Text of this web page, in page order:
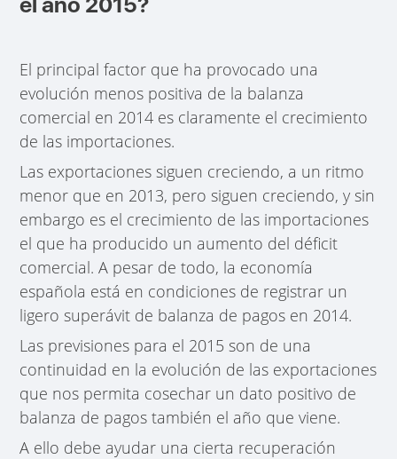
El principal factor que ha provocado una
evolución menos positiva de la balanza
comercial en 2014 es claramente el crecimiento
de las importaciones.
Las exportaciones siguen creciendo, a un ritmo
menor que en 2013, pero siguen creciendo, y sin
embargo es el crecimiento de las importaciones
el que ha producido un aumento del déficit
comercial. A pesar de todo, la economía
española está en condiciones de registrar un
ligero superávit de balanza de pagos en 2014.
Las previsiones para el 2015 son de una
continuidad en la evolución de las exportaciones
que nos permita cosechar un dato positivo de
balanza de pagos también el año que viene.
A ello debe ayudar una cierta recuperación